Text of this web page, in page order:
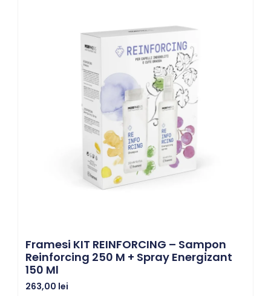
Framesi KIT REINFORCING – Sampon
Reinforcing 250 M + Spray Energizant
150 Ml
263,00 lei